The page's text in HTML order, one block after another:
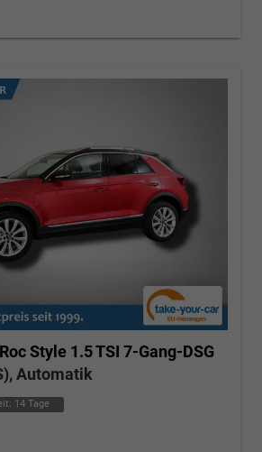
Style 1.5 TSI 7-Gang-DSG
Automatik
14 Tage